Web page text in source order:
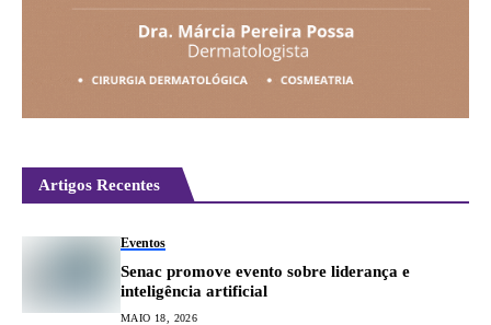
Artigos Recentes
Eventos
Senac promove evento sobre liderança e
inteligência artificial
MAIO 18, 2026